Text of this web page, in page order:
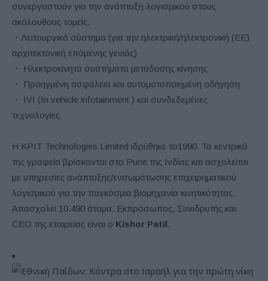
συνεργαστούν για την ανάπτυξη λογισμικού στους
ακόλουθους τομείς.
・Λειτουργικό σύστημα (για την ηλεκτρική/ηλεκτρονική (EE)
αρχιτεκτονική επόμενης γενιάς)
・ Ηλεκτροκίνητα συστήματα μετάδοσης κίνησης
・ Προηγμένη ασφάλεια και αυτοματοποιημένη οδήγηση
・ IVI (In vehicle infotainment ) και συνδεδεμένες
τεχνολογίες
Η KPIT Technologies Limited ιδρύθηκε το1990. Τα κεντρικά
της γραφεία βρίσκονται στο Pune της Ινδίας και ασχολείται
με υπηρεσίες ανάπτυξης/ενσωμάτωσης επιχειρηματικού
λογισμικού για την παγκόσμια βιομηχανία κινητικότητας.
Απασχολεί 10.490 άτομα. Εκπρόσωπος, Συνιδρυτής και
CEO της εταιρείας είναι ο Kishor Patil.